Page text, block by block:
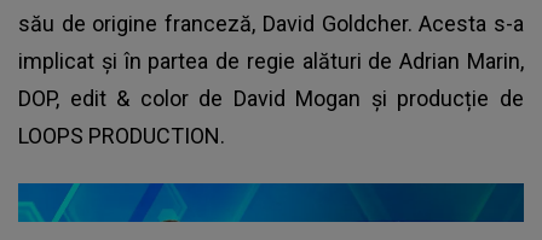
său de origine franceză, David Goldcher. Acesta s-a
implicat și în partea de regie alături de Adrian Marin,
DOP, edit & color de David Mogan și producție de
LOOPS PRODUCTION.